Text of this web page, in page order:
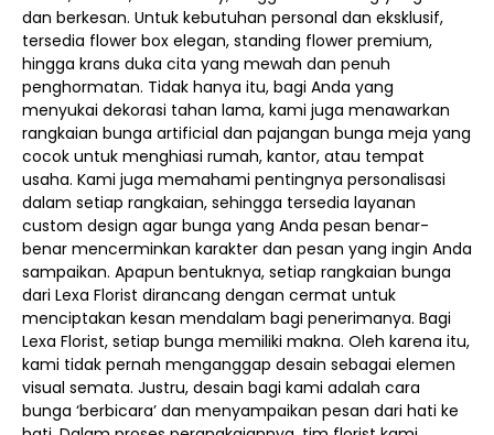
dan berkesan. Untuk kebutuhan personal dan eksklusif,
tersedia flower box elegan, standing flower premium,
hingga krans duka cita yang mewah dan penuh
penghormatan. Tidak hanya itu, bagi Anda yang
menyukai dekorasi tahan lama, kami juga menawarkan
rangkaian bunga artificial dan pajangan bunga meja yang
cocok untuk menghiasi rumah, kantor, atau tempat
usaha. Kami juga memahami pentingnya personalisasi
dalam setiap rangkaian, sehingga tersedia layanan
custom design agar bunga yang Anda pesan benar-
benar mencerminkan karakter dan pesan yang ingin Anda
sampaikan. Apapun bentuknya, setiap rangkaian bunga
dari Lexa Florist dirancang dengan cermat untuk
menciptakan kesan mendalam bagi penerimanya. Bagi
Lexa Florist, setiap bunga memiliki makna. Oleh karena itu,
kami tidak pernah menganggap desain sebagai elemen
visual semata. Justru, desain bagi kami adalah cara
bunga ‘berbicara’ dan menyampaikan pesan dari hati ke